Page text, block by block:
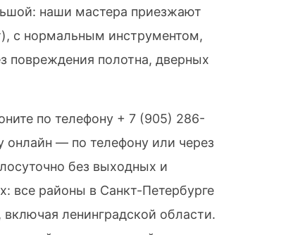
наши мастера приезжают
с нормальным инструментом,
повреждения полотна, дверных
по телефону + 7 (905) 286-
онлайн — по телефону или через
без выходных и
все районы в Санкт-Петербурге
ленинградской области.